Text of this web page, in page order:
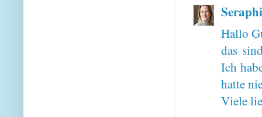
Hallo
das
Ich
hatte
Viele